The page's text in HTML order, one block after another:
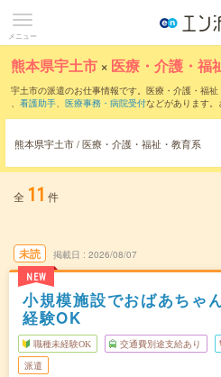
メニュー
熊本県宇土市 × 医療・介護・福
宇土市の派遣のお仕事情報です。医療・介護・福祉
、 看護助手、 医療事務・病院受付などがあります。
熊本県宇土市 / 医療・介護・福祉・教育系
全 11 件
未読
NEW
掲載日 2026/08/07
小規模施設でおばあちゃ
経験OK
職種未経験OK 交通費別途支給あり
派遣